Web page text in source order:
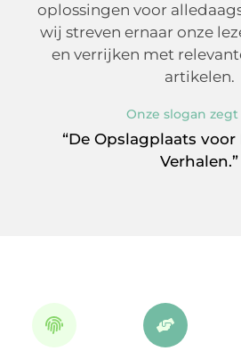
oplossingen voor
wij streven ernaar onze
en verrijken met
artikelen.
Onze slogan zegt
“De Opslagplaats
Verhalen.”